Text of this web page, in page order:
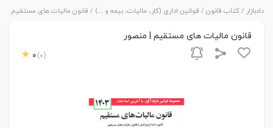
دادبازار /کتاب قانون / قوانین اداری (کار، مالیات، بیمه و ...) / قانون مالیات های مستقیم |
قانون مالیات های مستقیم | منصور
0 (0)